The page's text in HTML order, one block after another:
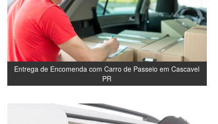
Entrega de Encomenda com Carro de Passeio em Cascavel
PR